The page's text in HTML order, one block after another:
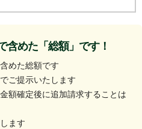
165,500
はこちら
商品価格
含めた「総額」です！
めた総額です
ご提示いたします
額確定後に追加請求することは
ます